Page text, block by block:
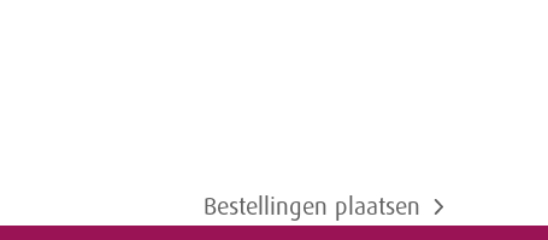
next
Bestellingen plaatsen